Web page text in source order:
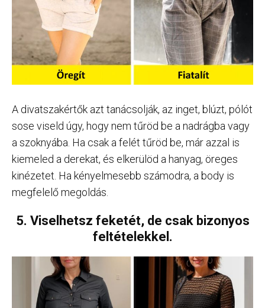
A divatszakértők azt tanácsolják, az inget, blúzt, pólót
sose viseld úgy, hogy nem tűröd be a nadrágba vagy
a szoknyába. Ha csak a felét tűröd be, már azzal is
kiemeled a derekat, és elkerülöd a hanyag, öreges
kinézetet. Ha kényelmesebb számodra, a body is
megfelelő megoldás.
5. Viselhetsz feketét, de csak bizonyos
feltételekkel.